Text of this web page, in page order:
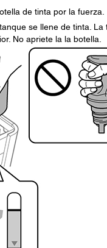
de tinta por la fuerza.
se llene de tinta.
No apriete la la botella.